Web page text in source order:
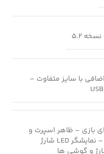
۵.۲
با سایز متفاوت –
بازی – ظاهر اسپرت و
چراغ RGB – نمایشگر LED شارژ
و گوشی ها